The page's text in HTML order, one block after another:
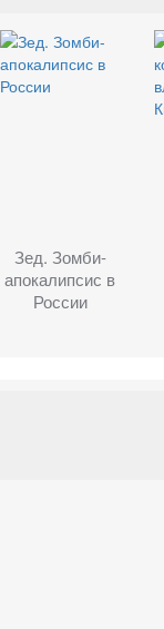
Зед. Зомби-
апокалипсис в
России